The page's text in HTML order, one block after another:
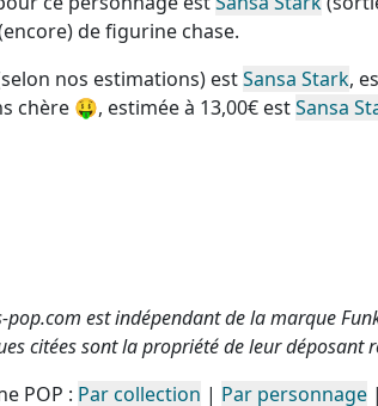
de figurine chase.
nos estimations) estSansa Stark,
chère 🤑, estimée à 13,00€ estSansa
pop.com est indépendant de la marque
citées sont la propriété de leur déposant
POP : Par collection | Par personnage |